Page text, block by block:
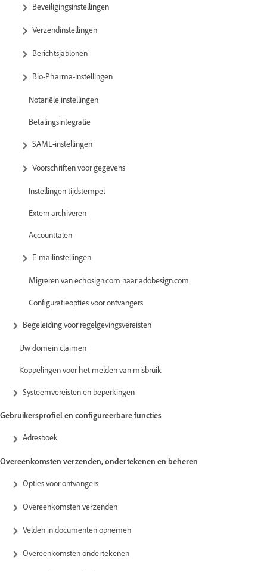
Beveiligingsinstellingen
Verzendinstellingen
Berichtsjablonen
Bio-Pharma-instellingen
Notariële instellingen
Betalingsintegratie
SAML-instellingen
Voorschriften voor gegevens
Instellingen tijdstempel
Extern archiveren
Accounttalen
E-mailinstellingen
Migreren van echosign.com naar adobesign.com
Configuratieopties voor ontvangers
Begeleiding voor regelgevingsvereisten
Uw domein claimen
Koppelingen voor het melden van misbruik
Systeemvereisten en beperkingen
Gebruikersprofiel en configureerbare functies
Adresboek
Overeenkomsten verzenden, ondertekenen en beheren
Opties voor ontvangers
Overeenkomsten verzenden
Velden in documenten opnemen
Overeenkomsten ondertekenen